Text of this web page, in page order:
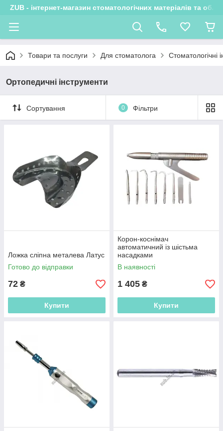
ZUB - інтернет-магазин стоматологічних матеріалів та
Товари та послуги Для стоматолога Стоматологічні
Ортопедичні інструменти
Сортування 0 Фільтри
Ложка сліпна металева Латус
Готово до відправки
72 ₴
Купити
Корон-коснімач
автоматичний із шістьма
насадками
В наявності
1 405 ₴
Купити